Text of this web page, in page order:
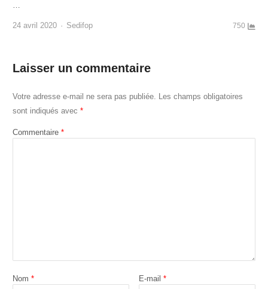
…
24 avril 2020 Author
Sedifop 750
Laisser un commentaire
Votre adresse e-mail ne sera pas publiée.
Les champs obligatoires
sont indiqués avec *
Commentaire *
Nom * E-mail*